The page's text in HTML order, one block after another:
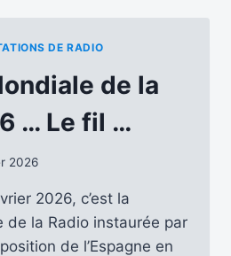
DE RADIO
de la
… Le fil …
2026
2026, c’est la
de la Radio instaurée par
de l’Espagne en